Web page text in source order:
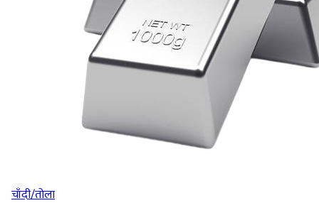
चाँदी/तोला